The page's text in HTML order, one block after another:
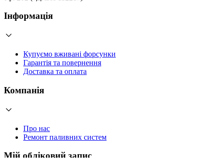
Інформація
Купуємо вживані форсунки
Гарантія та повернення
Доставка та оплата
Компанія
Про нас
Ремонт паливних систем
Мій обліковий запис